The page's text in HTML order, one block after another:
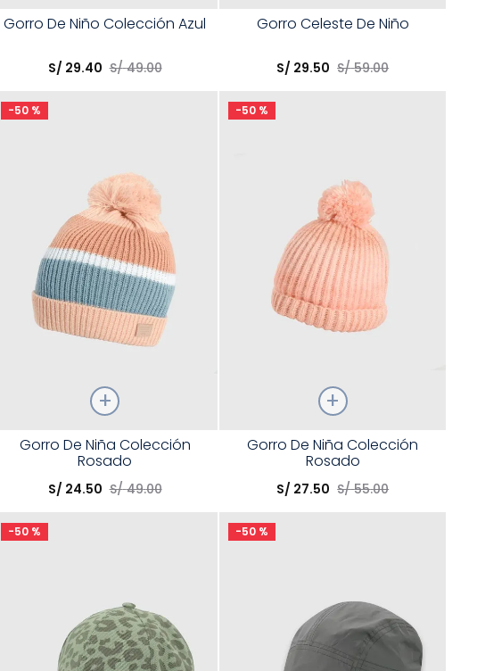
Talla
Gorro De Niño Colección Azul
S/ 29.40 S/ 49.00
Gorro Celeste De Niño
S/ 29.50 S/ 59.00
-50 %
Talla
Elige una opción
Gorro De Niña Colección
Rosado
S/ 24.50 S/ 49.00
-50 %
Talla
Elige una opción
Gorro De Niña Colección
Rosado
S/ 27.50 S/ 55.00
-50 % -50 %